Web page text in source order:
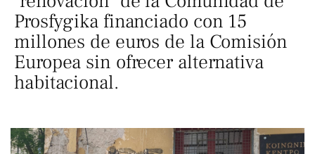
Prosfygika financiado con 15
millones de euros de la Comisión
Europea sin ofrecer alternativa
habitacional.